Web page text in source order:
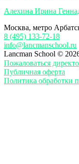
Алехина Ирина
Москва, метро
8 (495) 133-72-18
info@lancmanschool.ru
Lancman School ©
Пожаловаться
Публичная оферта
Политика обработки